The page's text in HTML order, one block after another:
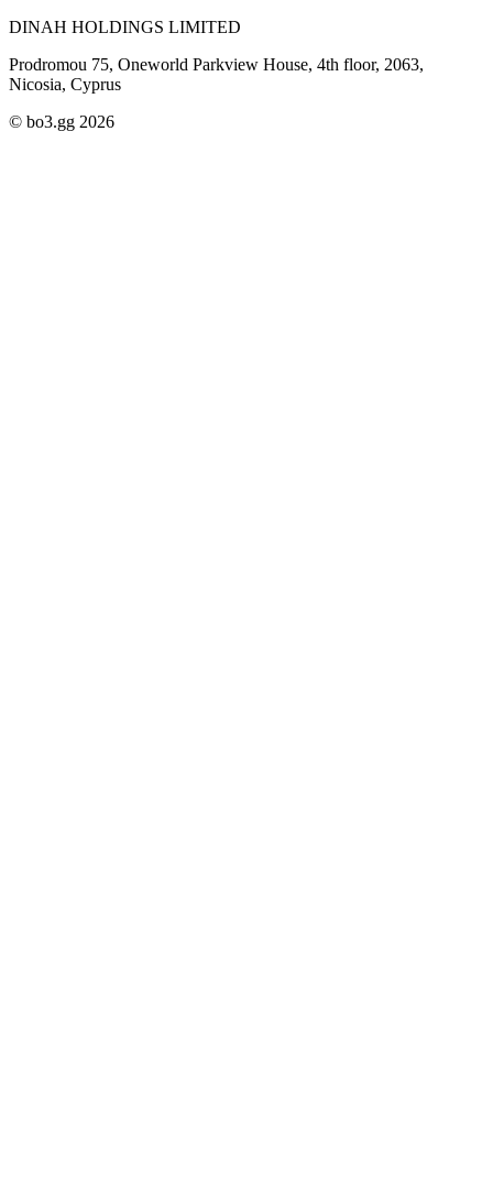
DINAH HOLDINGS LIMITED
Prodromou 75, Oneworld Parkview House, 4th floor, 2063,
Nicosia, Cyprus
© bo3.gg 2026